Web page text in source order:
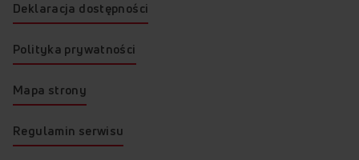
Deklaracja dostępności
Polityka prywatności
Mapa strony
Regulamin serwisu